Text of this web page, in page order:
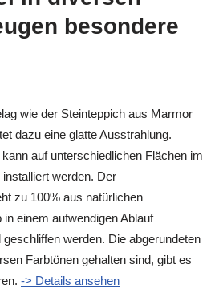
besondere
wie der Steinteppich aus Marmor
dazu eine glatte Ausstrahlung.
auf unterschiedlichen Flächen im
werden. Der
zu 100% aus natürlichen
einem aufwendigen Ablauf
werden. Die abgerundeten
Farbtönen gehalten sind, gibt es
-> Details ansehen